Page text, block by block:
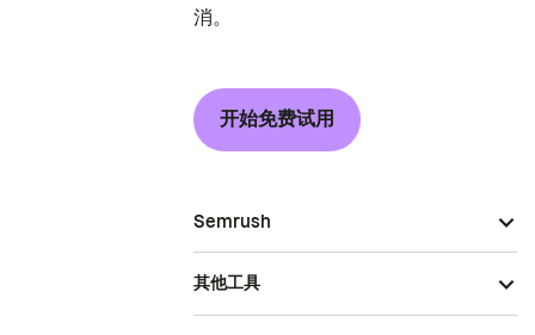
消。
开始免费试用
Semrush
其他工具